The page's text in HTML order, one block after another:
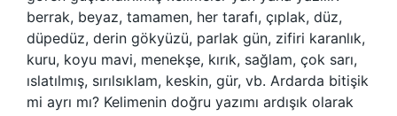
berrak, beyaz, tamamen, her tarafı, çıplak, düz,
düpedüz, derin gökyüzü, parlak gün, zifiri karanlık,
kuru, koyu mavi, menekşe, kırık, sağlam, çok sarı,
ıslatılmış, sırılsıklam, keskin, gür, vb. Ardarda bitişik
mi ayrı mı? Kelimenin doğru yazımı ardışık olarak